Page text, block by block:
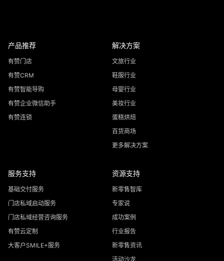
产品推荐
有赞门店
有赞CRM
有赞智能导购
有赞企业微信助手
有赞连锁
解决方案
文旅行业
鞋服行业
母婴行业
美妆行业
蛋糕烘焙
百货商场
更多解决方案
服务支持
基础交付服务
门店私域启动服务
门店私域经营咨询服务
有赞云定制
大客户SMILE+服务
资源支持
新零售智库
专家说
成功案例
行业报告
新零售资讯
活动沙龙